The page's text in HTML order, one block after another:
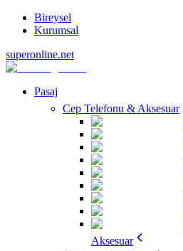
Bireysel
Kurumsal
superonline.net
Pasaj
Cep Telefonu & Aksesuar
Aksesuar